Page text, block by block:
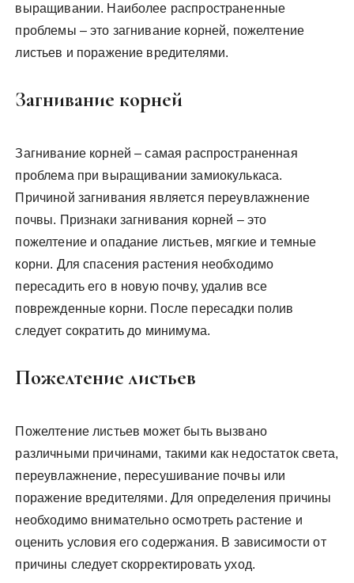
выращивании. Наиболее распространенные
проблемы – это загнивание корней, пожелтение
листьев и поражение вредителями.
Загнивание корней
Загнивание корней – самая распространенная
проблема при выращивании замиокулькаса.
Причиной загнивания является переувлажнение
почвы. Признаки загнивания корней – это
пожелтение и опадание листьев, мягкие и темные
корни. Для спасения растения необходимо
пересадить его в новую почву, удалив все
поврежденные корни. После пересадки полив
следует сократить до минимума.
Пожелтение листьев
Пожелтение листьев может быть вызвано
различными причинами, такими как недостаток света,
переувлажнение, пересушивание почвы или
поражение вредителями. Для определения причины
необходимо внимательно осмотреть растение и
оценить условия его содержания. В зависимости от
причины следует скорректировать уход.